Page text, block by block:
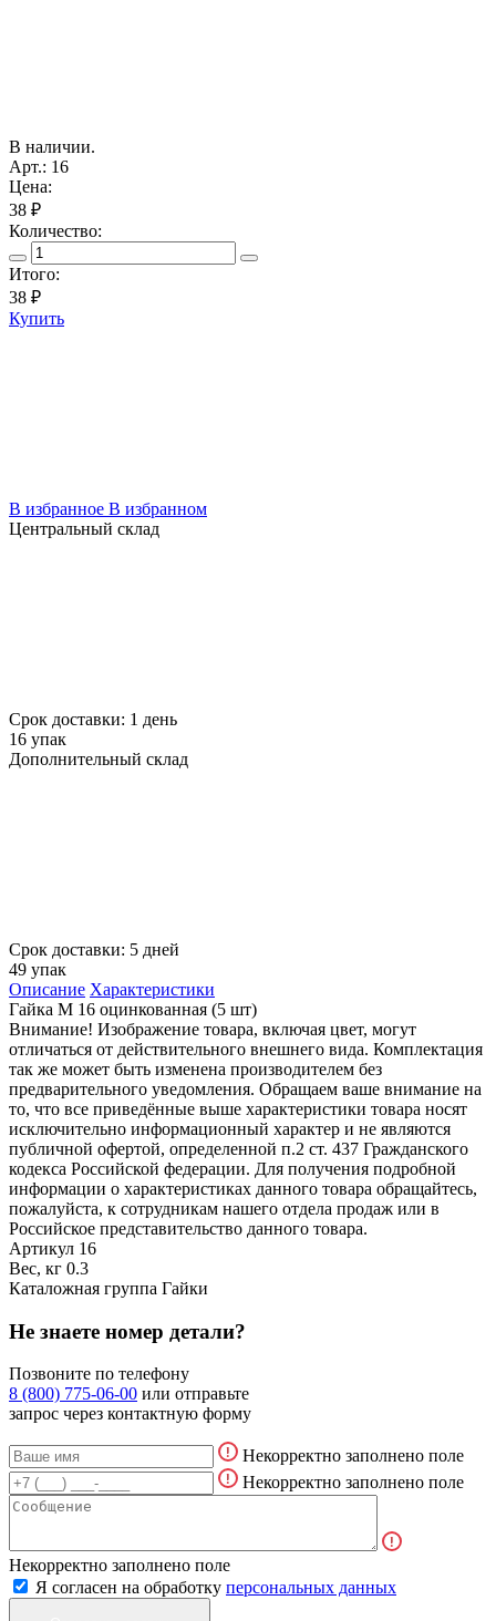
В наличии.
Арт.: 16
Цена:
38 ₽
Количество:
Итого:
38 ₽
Купить
В избранное В избранном
Центральный склад
Срок доставки: 1 день
16 упак
Дополнительный склад
Срок доставки: 5 дней
49 упак
Описание Характеристики
Гайка М 16 оцинкованная (5 шт)
Внимание! Изображение товара, включая цвет, могут
отличаться от действительного внешнего вида. Комплектация
так же может быть изменена производителем без
предварительного уведомления. Обращаем ваше внимание на
то, что все приведённые выше характеристики товара носят
исключительно информационный характер и не являются
публичной офертой, определенной п.2 ст. 437 Гражданского
кодекса Российской федерации. Для получения подробной
информации о характеристиках данного товара обращайтесь,
пожалуйста, к сотрудникам нашего отдела продаж или в
Российское представительство данного товара.
Артикул 16
Вес, кг 0.3
Каталожная группа Гайки
Не знаете номер детали?
Позвоните по телефону
8 (800) 775-06-00 или отправьте
запрос через контактную форму
Некорректно заполнено поле
Некорректно заполнено поле
Некорректно заполнено поле
Я согласен на обработку персональных данных